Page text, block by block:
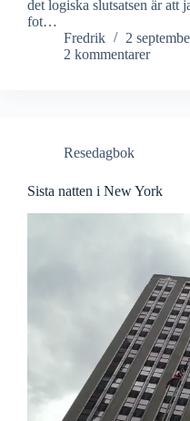
det logiska slutsatsen är att
fot…
Fredrik
2
2 kommentarer
Resedagbok
Sista natten i New York